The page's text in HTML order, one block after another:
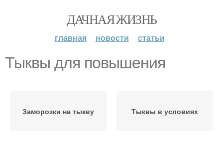
ДАЧНАЯ ЖИЗНЬ
главная новости статьи
Тыквы для повышения
Заморозки на тыкву Тыквы в условиях